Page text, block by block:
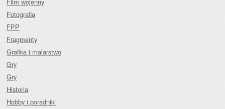
Fotografia
FPP
Fragmenty
Grafika i malarstwo
Gry
Gry
Historia
Hobby i poradniki